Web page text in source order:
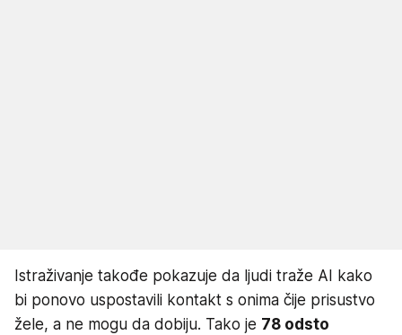
Istraživanje takođe pokazuje da ljudi traže AI kako
bi ponovo uspostavili kontakt s onima čije prisustvo
žele, a ne mogu da dobiju. Tako je 78 odsto